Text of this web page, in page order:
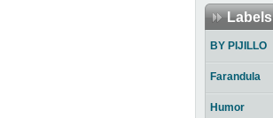
Labels
BY PIJILLO
Farandula
Humor